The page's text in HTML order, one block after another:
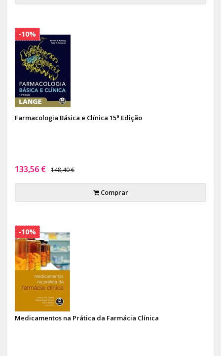
Farmacologia Básica e Clínica 15ª Edição
133,56 € 148,40 €
Comprar
-10%
Medicamentos na Prática da Farmácia Clínica
-10%